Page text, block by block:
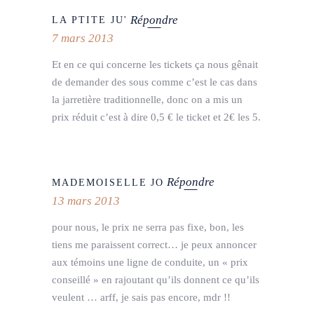
LA PTITE JU' Répondre
7 mars 2013
Et en ce qui concerne les tickets ça nous gênait
de demander des sous comme c’est le cas dans
la jarretière traditionnelle, donc on a mis un
prix réduit c’est à dire 0,5 € le ticket et 2€ les 5.
MADEMOISELLE JO Répondre
13 mars 2013
pour nous, le prix ne serra pas fixe, bon, les
tiens me paraissent correct… je peux annoncer
aux témoins une ligne de conduite, un « prix
conseillé » en rajoutant qu’ils donnent ce qu’ils
veulent … arff, je sais pas encore, mdr !!